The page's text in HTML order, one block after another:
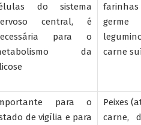
do sistema
central, é
para o
da
carne
para o
de vigília e para
Peixes
carne,